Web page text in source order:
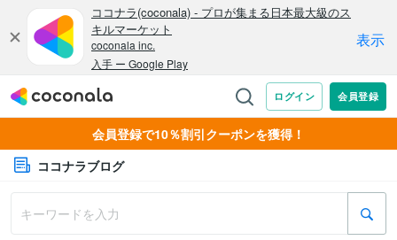
会員登録で10％割引クーポンを獲得！
ココナラブログ